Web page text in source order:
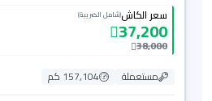
سعر الكاش(شامل الضريبة)
37,200
38,000
مستعملة
157,104 كم